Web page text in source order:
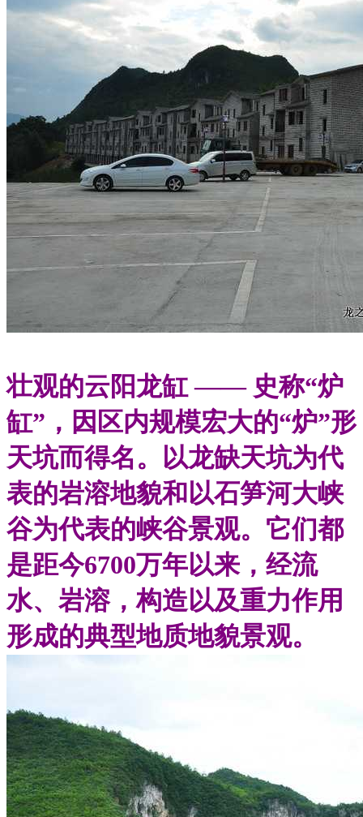
壮观的云阳龙缸 —— 史称“炉
缸”，因区内规模宏大的“炉”形
天坑而得名。以龙缺天坑为代
表的岩溶地貌和以石笋河大峡
谷为代表的峡谷景观。它们都
是距今6700万年以来，经流
水、岩溶，构造以及重力作用
形成的典型地质地貌景观。